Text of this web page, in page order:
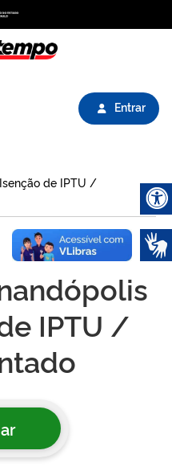
Entrar
de IPTU /
IPTU /